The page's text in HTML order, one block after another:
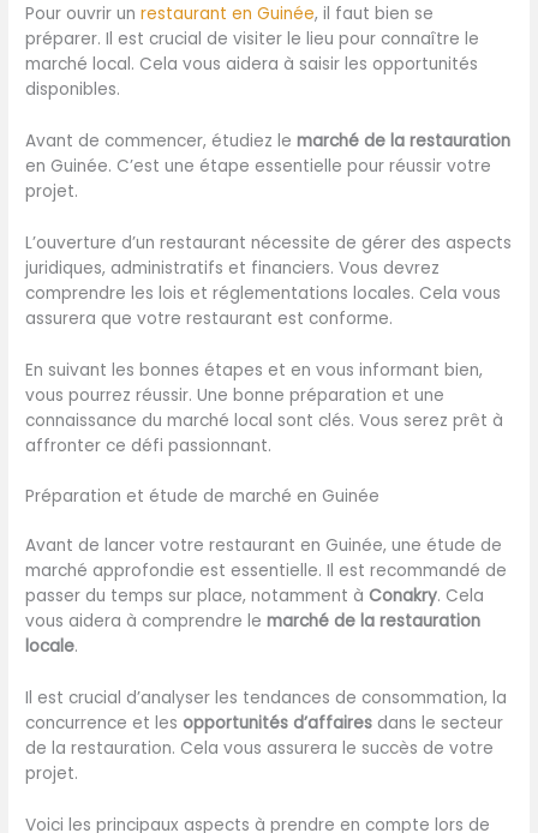
Pour ouvrir unrestaurant en Guinée, il faut bien se
préparer. Il est crucial de visiter le lieu pour connaître le
marché local. Cela vous aidera à saisir les opportunités
disponibles.
Avant de commencer, étudiez lemarché de la restauration
en Guinée. C’est une étape essentielle pour réussir votre
projet.
L’ouverture d’un restaurant nécessite de gérer des aspects
juridiques, administratifs et financiers. Vous devrez
comprendre les lois et réglementations locales. Cela vous
assurera que votre restaurant est conforme.
En suivant les bonnes étapes et en vous informant bien,
vous pourrez réussir. Une bonne préparation et une
connaissance du marché local sont clés. Vous serez prêt à
affronter ce défi passionnant.
Préparation et étude de marché en Guinée
Avant de lancer votre restaurant en Guinée, une étude de
marché approfondie est essentielle. Il est recommandé de
passer du temps sur place, notamment à Conakry. Cela
vous aidera à comprendre lemarché de la restauration
locale.
Il est crucial d’analyser les tendances de consommation, la
concurrence et lesopportunités d’affaires dans le secteur
de la restauration. Cela vous assurera le succès de votre
projet.
Voici les principaux aspects à prendre en compte lors de